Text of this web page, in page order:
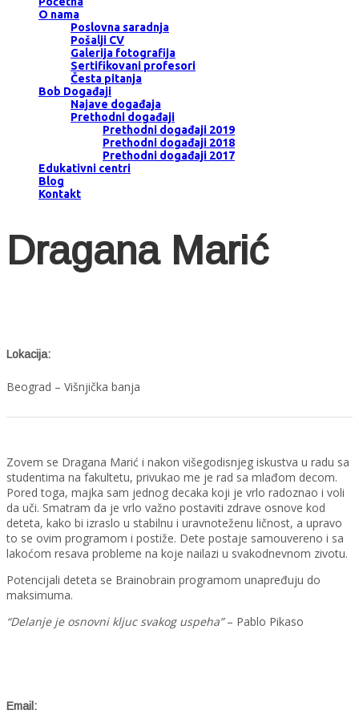
O nama
Poslovna saradnja
Pošalji CV
Galerija fotografija
Sertifikovani profesori
Česta pitanja
Bob Događaji
Najave događaja
Prethodni događaji
Prethodni događaji 2019
Prethodni događaji 2018
Prethodni događaji 2017
Edukativni centri
Blog
Kontakt
Dragana Marić
Lokacija:
Beograd – Višnjička banja
Zovem se Dragana Marić i nakon višegodisnjeg iskustva u radu sa
studentima na fakultetu, privukao me je rad sa mlađom decom.
Pored toga, majka sam jednog decaka koji je vrlo radoznao i voli
da uči. Smatram da je vrlo važno postaviti zdrave osnove kod
deteta, kako bi izraslo u stabilnu i uravnoteženu ličnost, a upravo
to se ovim programom i postiže. Dete postaje samouvereno i sa
lakoćom resava probleme na koje nailazi u svakodnevnom zivotu.
Potencijali deteta se Brainobrain programom unapređuju do
maksimuma.
“Delanje je osnovni kljuc svakog uspeha”– Pablo Pikaso
Email: